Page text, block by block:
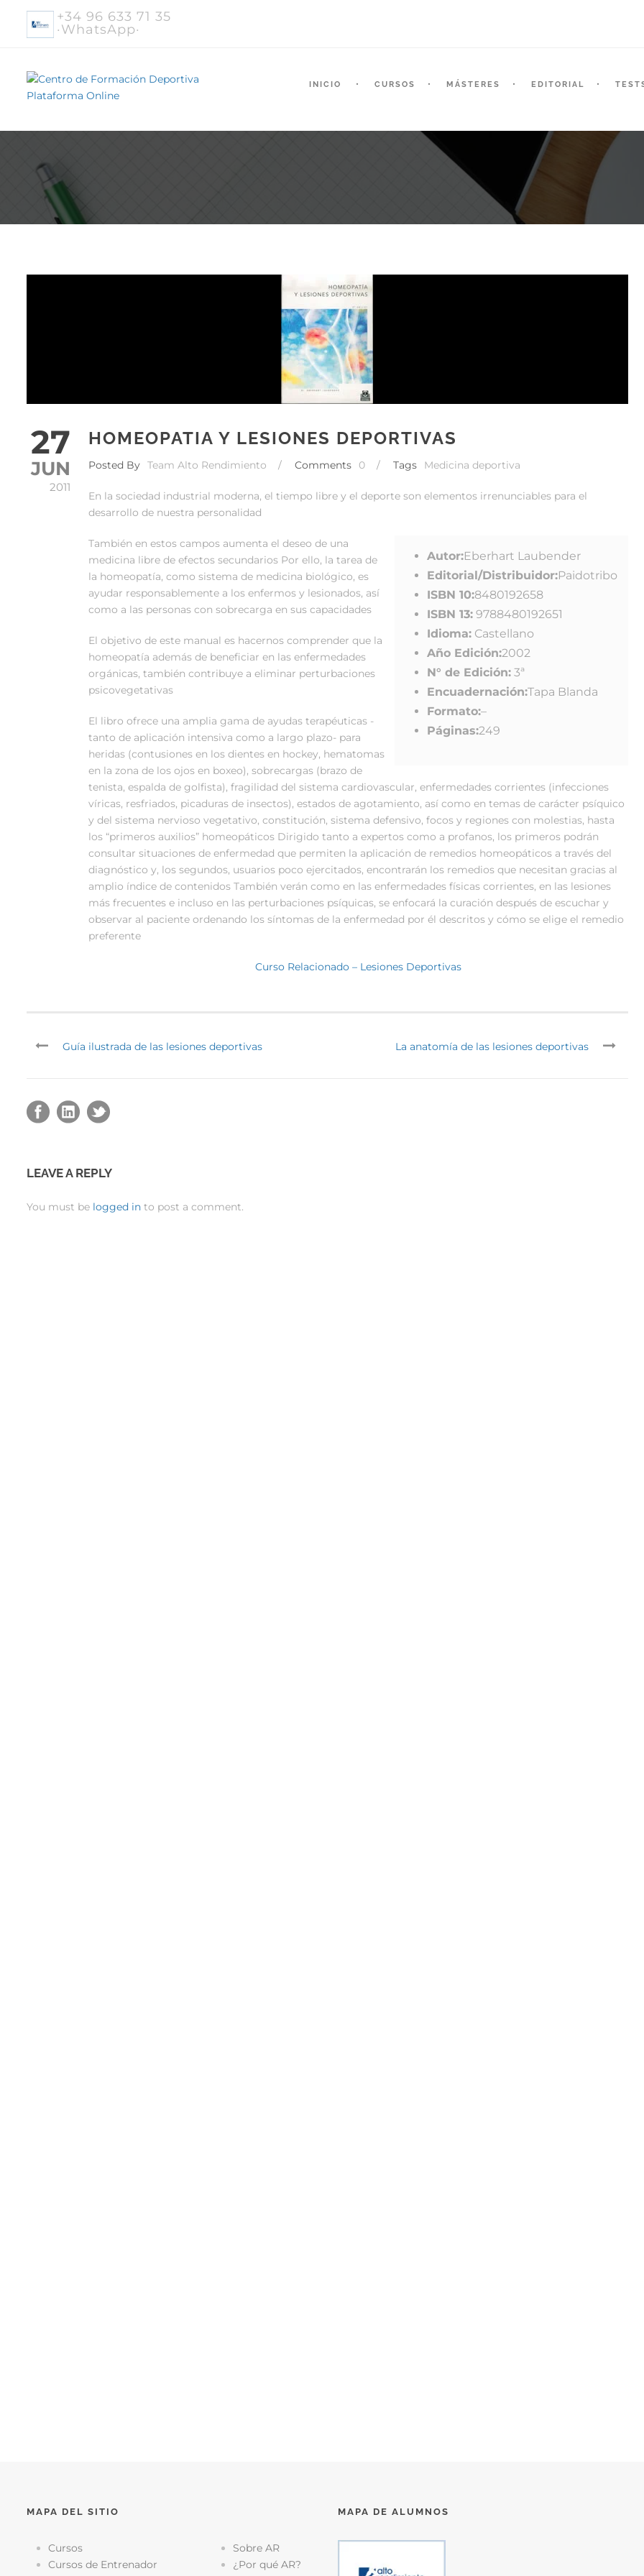
+34 96 633 71 35
·WhatsApp·
INICIO CURSOS MÁSTERES EDITORIAL
27
JUN
2011
HOMEOPATIA Y LESIONES DEPORTIVAS
Posted By Team Alto Rendimiento / Comments 0 / Tags Medicina deportiva
En la sociedad industrial moderna, el tiempo libre y el deporte son elementos irrenunciables para el
desarrollo de nuestra personalidad
Autor:Eberhart Laubender
Editorial/Distribuidor:Paidotribo
ISBN 10:8480192658
ISBN 13:9788480192651
Idioma:Castellano
Año Edición:2002
N° de Edición:3ª
Encuadernación:Tapa Blanda
Formato:–
Páginas:249
También en estos campos aumenta el deseo de una
medicina libre de efectos secundarios Por ello, la tarea de
la homeopatía, como sistema de medicina biológico, es
ayudar responsablemente a los enfermos y lesionados, así
como a las personas con sobrecarga en sus capacidades
El objetivo de este manual es hacernos comprender que la
homeopatía además de beneficiar en las enfermedades
orgánicas, también contribuye a eliminar perturbaciones
psicovegetativas
El libro ofrece una amplia gama de ayudas terapéuticas -
tanto de aplicación intensiva como a largo plazo- para
heridas (contusiones en los dientes en hockey, hematomas
en la zona de los ojos en boxeo), sobrecargas (brazo de
tenista, espalda de golfista), fragilidad del sistema cardiovascular, enfermedades corrientes (infecciones
víricas, resfriados, picaduras de insectos), estados de agotamiento, así como en temas de carácter psíquico
y del sistema nervioso vegetativo, constitución, sistema defensivo, focos y regiones con molestias, hasta
los “primeros auxilios” homeopáticos Dirigido tanto a expertos como a profanos, los primeros podrán
consultar situaciones de enfermedad que permiten la aplicación de remedios homeopáticos a través del
diagnóstico y, los segundos, usuarios poco ejercitados, encontrarán los remedios que necesitan gracias al
amplio índice de contenidos También verán como en las enfermedades físicas corrientes, en las lesiones
más frecuentes e incluso en las perturbaciones psíquicas, se enfocará la curación después de escuchar y
observar al paciente ordenando los síntomas de la enfermedad por él descritos y cómo se elige el remedio
preferente
Curso Relacionado – Lesiones Deportivas
Guía ilustrada de las lesiones deportivas La anatomía de las lesiones deportivas
LEAVE A REPLY
You must be logged in to post a comment.
MAPA DEL SITIO
Cursos
Cursos de Entrenador
Sobre AR
¿Por qué AR?
MAPA DE ALUMNOS